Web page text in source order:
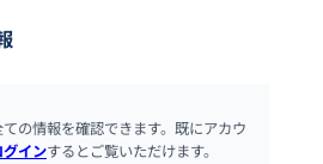
の情報を確認できます。既にアカウ
グインするとご覧いただけます。